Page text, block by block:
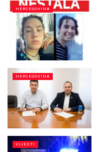
HERCEGOVINA
HERCEGOVINA
VIJESTI